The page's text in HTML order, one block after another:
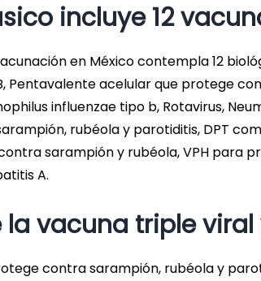
incluye 12
en México contempla 12
Pentavalente acelular que protege
influenzae tipo b, Rotavirus,
rubéola y parotiditis, DPT
sarampión y rubéola, VPH para
A.
la vacuna triple
contra sarampión, rubéola y